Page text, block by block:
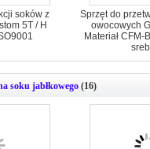
soków z
5T / H
Sprzęt do
owocowych
Materiał
soku jabłkowego (16)